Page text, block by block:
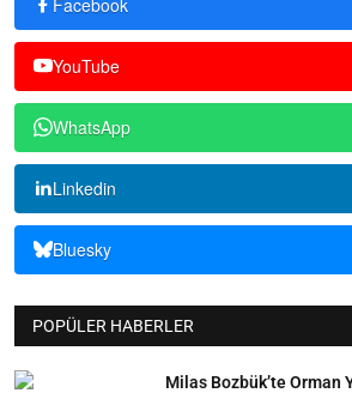
YouTube
WhatsApp
Linkedin
Bluesky
POPÜLER HABERLER
Milas Bozbük’te Orman